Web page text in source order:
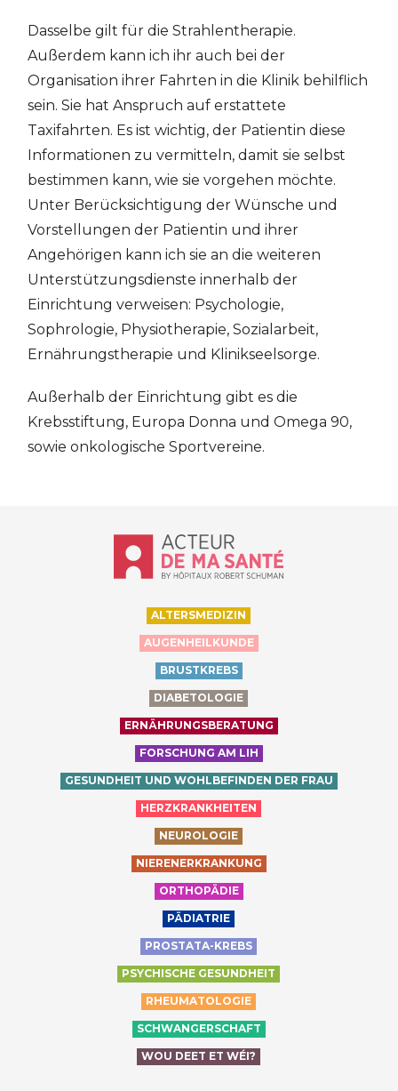
Dasselbe gilt für die Strahlentherapie.
Außerdem kann ich ihr auch bei der
Organisation ihrer Fahrten in die Klinik behilflich
sein. Sie hat Anspruch auf erstattete
Taxifahrten. Es ist wichtig, der Patientin diese
Informationen zu vermitteln, damit sie selbst
bestimmen kann, wie sie vorgehen möchte.
Unter Berücksichtigung der Wünsche und
Vorstellungen der Patientin und ihrer
Angehörigen kann ich sie an die weiteren
Unterstützungsdienste innerhalb der
Einrichtung verweisen: Psychologie,
Sophrologie, Physiotherapie, Sozialarbeit,
Ernährungstherapie und Klinikseelsorge.
Außerhalb der Einrichtung gibt es die
Krebsstiftung, Europa Donna und Omega 90,
sowie onkologische Sportvereine.
Accueil - Acteur de ma santé, by
ALTERSMEDIZIN
AUGENHEILKUNDE
BRUSTKREBS
DIABETOLOGIE
ERNÄHRUNGSBERATUNG
FORSCHUNG AM LIH
GESUNDHEIT UND WOHLBEFINDEN DER FRAU
HERZKRANKHEITEN
NEUROLOGIE
NIERENERKRANKUNG
ORTHOPÄDIE
PÄDIATRIE
PROSTATA-KREBS
PSYCHISCHE GESUNDHEIT
RHEUMATOLOGIE
SCHWANGERSCHAFT
WOU DEET ET WÉI?